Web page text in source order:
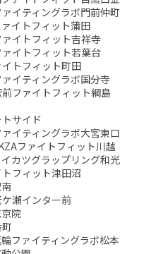
イティングラボ門前仲町
ァイトフィット蒲田
ァイトフィット吉祥寺
ァイトフィット若葉台
トフィット町田
イティングラボ国分寺
ファイトフィット綱島
サイド
ァイティングラボ大宮東口
ファイトフィット川越
カツグラップリング和光
フィット津田沼
瀬インター前
院
ファイティングラボ松本